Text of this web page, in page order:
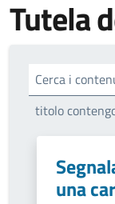
Tutela
Cerca i
titolo
una